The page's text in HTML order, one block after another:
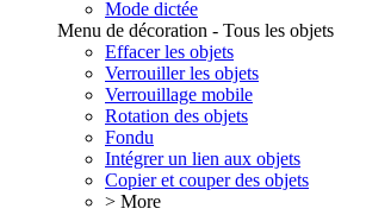
Mode dictée
Menu de décoration - Tous les objets
Effacer les objets
Verrouiller les objets
Verrouillage mobile
Rotation des objets
Fondu
Intégrer un lien aux objets
Copier et couper des objets
> More